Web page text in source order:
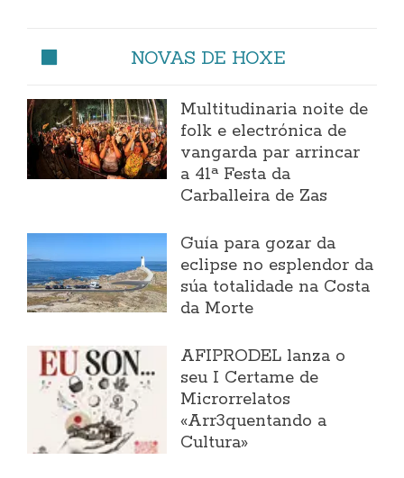
NOVAS DE HOXE
Multitudinaria noite de
folk e electrónica de
vangarda par arrincar
a 41ª Festa da
Carballeira de Zas
Guía para gozar da
eclipse no esplendor da
súa totalidade na Costa
da Morte
AFIPRODEL lanza o
seu I Certame de
Microrrelatos
«Arr3quentando a
Cultura»